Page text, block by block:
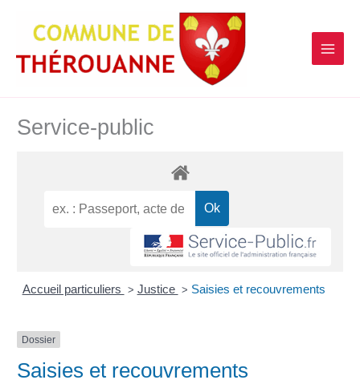
contenu
Service-public
Accueil particuliers > Justice > Saisies et recouvrements
Dossier
Saisies et recouvrements